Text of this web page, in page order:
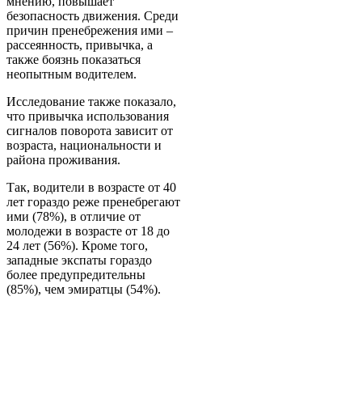
безопасность движения. Среди
причин пренебрежения ими –
рассеянность, привычка, а
также боязнь показаться
неопытным водителем.
Исследование также показало,
что привычка использования
сигналов поворота зависит от
возраста, национальности и
района проживания.
Так, водители в возрасте от 40
лет гораздо реже пренебрегают
ими (78%), в отличие от
молодежи в возрасте от 18 до
24 лет (56%). Кроме того,
западные экспаты гораздо
более предупредительны
(85%), чем эмиратцы (54%).